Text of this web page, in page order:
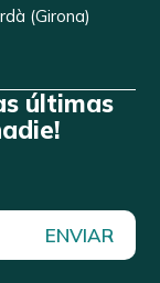
(Girona)
últimas
ENVIAR